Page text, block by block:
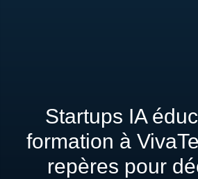
Startups IA
formation à
repères pour